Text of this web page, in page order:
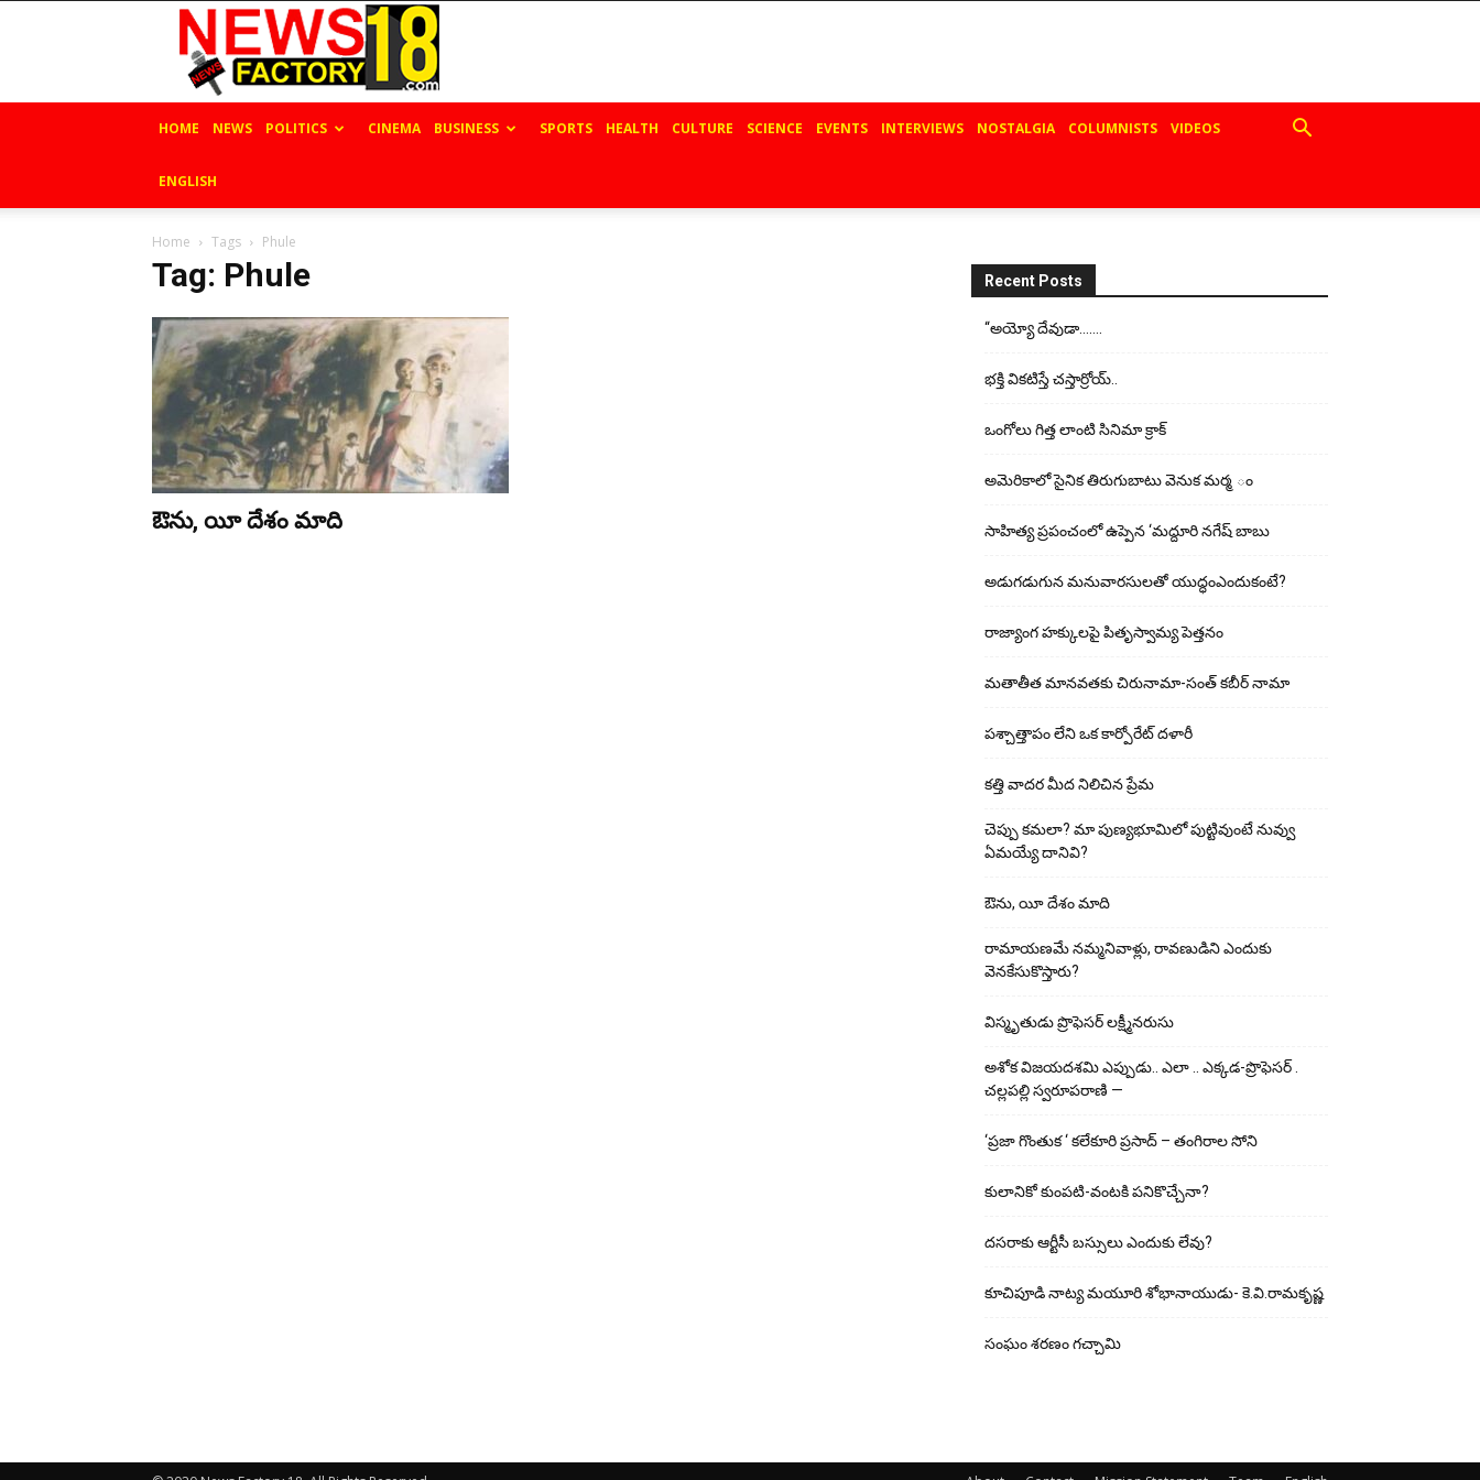
News
Factory
18
HOME NEWS POLITICS CINEMA BUSINESS SPORTS HEALTH CULTURE SCIENCE EVENTS INTERVIEWS NOSTALGIA COLUMNISTS VIDEOS
ENGLISH
Home Tags Phule
Tag: Phule
ఔను, యీ దేశం మాది
Recent Posts
“అయ్యో దేవుడా…….
భ‌క్తి విక‌టిస్తే చ‌స్తార్రోయ్‌..
ఒంగోలు గిత్త లాంటి సినిమా క్రాక్
అమెరికాలో సైనిక తిరుగుబాటు వెనుక మర్మ ం
సాహిత్య ప్రపంచంలో ఉప్పెన ‘మద్దూరి నగేష్ బాబు
అడుగ‌డుగున మ‌నువార‌సుల‌తో యుద్ధంఎందుకంటే?
రాజ్యాంగ హక్కులపై పితృస్వామ్య పెత్తనం
మతాతీత మానవతకు చిరునామా-సంత్ కబీర్ నామా
పశ్చాత్తాపం లేని ఒక కార్పోరేట్ దళారీ
కత్తి వాదర మీద నిలిచిన ప్రేమ
చెప్పు క‌మ‌లా? మా పుణ్యభూమిలో పుట్టివుంటే నువ్వు
ఏమయ్యే దానివి?
ఔను, యీ దేశం మాది
రామాయణమే నమ్మనివాళ్లు, రావణుడిని ఎందుకు
వెనకేసుకొస్తారు?
విస్మృతుడు ప్రొఫెసర్ లక్ష్మీనరుసు
అశోక విజ‌య‌ద‌శ‌మి ఎప్పుడు.. ఎలా .. ఎక్క‌డ‌-ప్రొఫెసర్ .
చల్లపల్లి స్వరూపరాణి —
‘ప్రజా గొంతుక ‘ కలేకూరి ప్రసాద్ – తంగిరాల సోని
కులానికో కుంప‌టి-వంట‌కి ప‌నికొచ్చేనా?
ద‌స‌రాకు ఆర్టీసీ బ‌స్సులు ఎందుకు లేవు?
కూచిపూడి నాట్య మ‌యూరి శోభానాయుడు- కె.వి.రామకృష్ణ
సంఘం శరణం గచ్చామి